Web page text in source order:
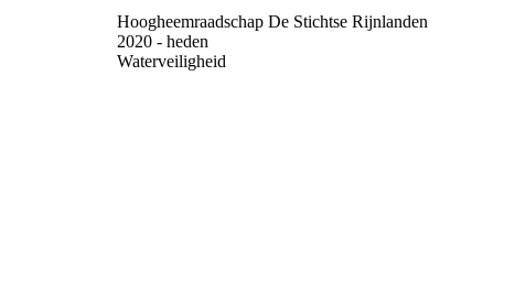
Hoogheemraadschap De Stichtse Rijnlanden
2020 - heden
Waterveiligheid